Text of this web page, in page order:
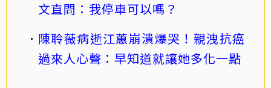
文直問：我停車可以嗎？
陳聆薇病逝江蕙崩潰爆哭！親洩抗癌
過來人心聲：早知道就讓她多化一點